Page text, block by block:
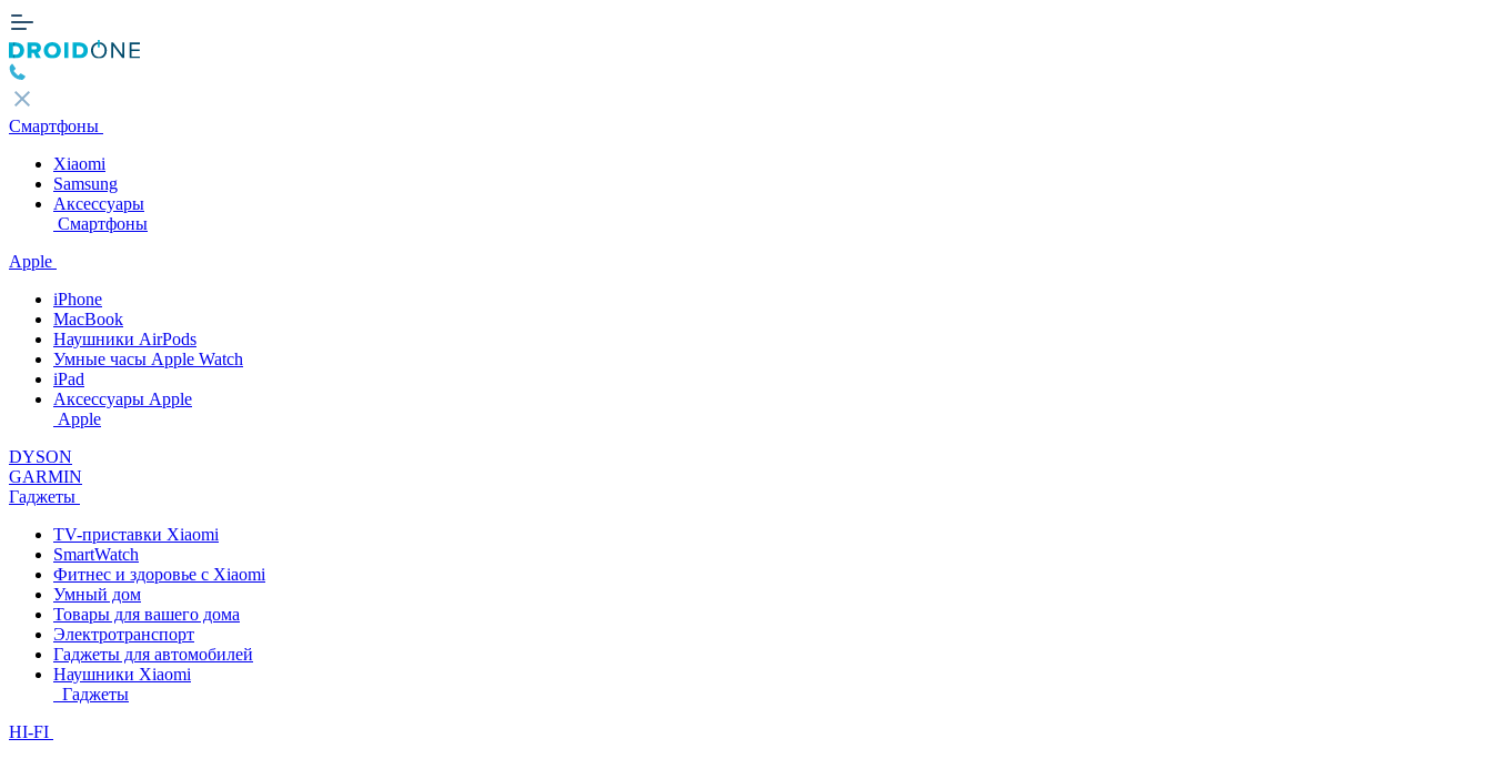
Смартфоны
Xiaomi
Samsung
Аксессуары
Смартфоны
Apple
iPhone
MacBook
Наушники AirPods
Умные часы Apple Watch
iPad
Аксессуары Apple
Apple
DYSON
GARMIN
Гаджеты
TV-приставки Xiaomi
SmartWatch
Фитнес и здоровье с Xiaomi
Умный дом
Товары для вашего дома
Электротранспорт
Гаджеты для автомобилей
Наушники Xiaomi
Гаджеты
HI-FI